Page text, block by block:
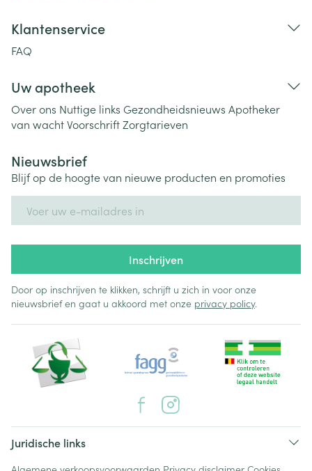
Klantenservice
FAQ
Uw apotheek
Over ons Nuttige links Gezondheidsnieuws Apotheker
van wachtVoorschriftZorgtarieven
Nieuwsbrief
Blijf op de hoogte van nieuwe producten en promoties
Inschrijven
Door op inschrijven te klikken, schrijft u zich in voor onze
nieuwsbrief en gaat u akkoord met onze privacy policy.
Juridische links